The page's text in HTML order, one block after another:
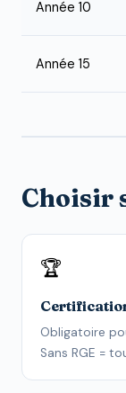
Année 10
Année 15
Choisir
🏆
Obligatoire
Sans RGE =